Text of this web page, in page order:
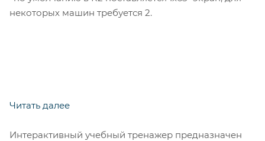
некоторых машин требуется 2.
Читать далее
Интерактивный учебный тренажер предназначен